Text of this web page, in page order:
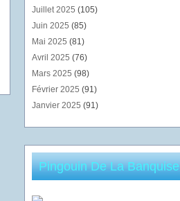
Juillet 2025 (105)
Juin 2025 (85)
Mai 2025 (81)
Avril 2025 (76)
Mars 2025 (98)
Février 2025 (91)
Janvier 2025 (91)
Pingouin De La Banquise